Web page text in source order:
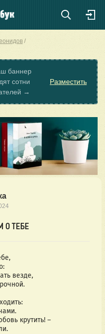
баннер
сотни
→
Разместить
О ТЕБЕ
везде,
крутить! –